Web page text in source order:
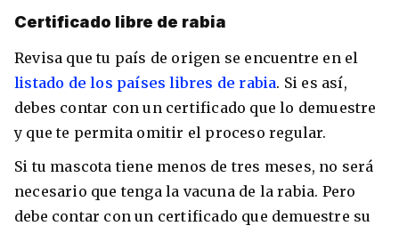
Certificado libre de rabia
Revisa que tu país de origen se encuentre en el
listado de los países libres de rabia. Si es así,
debes contar con un certificado que lo demuestre
y que te permita omitir el proceso regular.
Si tu mascota tiene menos de tres meses, no será
necesario que tenga la vacuna de la rabia. Pero
debe contar con un certificado que demuestre su